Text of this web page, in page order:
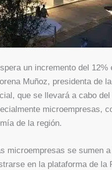
un incremento del 12%
Muñoz, presidenta de
que se llevará a cabo
microempresas,
de la región.
microempresas se sumen
en la plataforma de la